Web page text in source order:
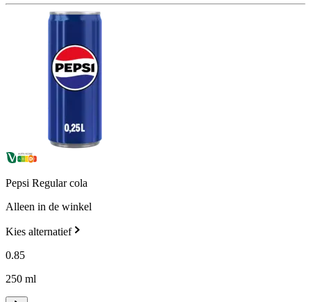
Pepsi Regular cola
Alleen in de winkel
Kies alternatief
0.85
250 ml